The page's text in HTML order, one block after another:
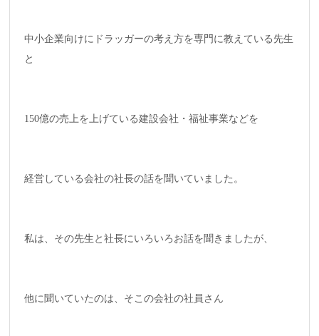
中小企業向けにドラッガーの考え方を専門に教えている先生
と
150億の売上を上げている建設会社・福祉事業などを
経営している会社の社長の話を聞いていました。
私は、その先生と社長にいろいろお話を聞きましたが、
他に聞いていたのは、そこの会社の社員さん